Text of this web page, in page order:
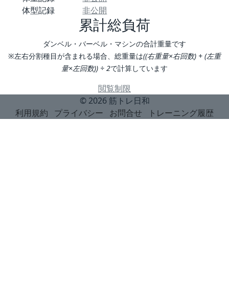
体型記録
非公開
累計総負荷
ダンベル・バーベル・マシンの合計重量です
※左右分割種目が含まれる場合、総重量は((右重量×右回数) + (左重
量×左回数)) ÷ 2で計算しています
閲覧制限
© 2026 筋トレ日和
利用規約
プライバシー お問合せ トレーニング履歴